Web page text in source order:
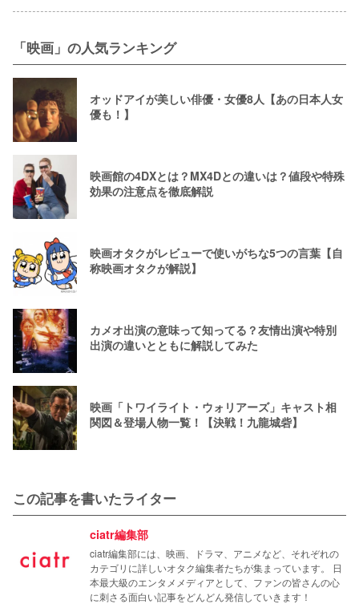
「映画」の人気ランキング
オッドアイが美しい俳優・女優8人【あの日本人女
優も！】
映画館の4DXとは？MX4Dとの違いは？値段や特殊
効果の注意点を徹底解説
映画オタクがレビューで使いがちな5つの言葉【自
称映画オタクが解説】
カメオ出演の意味って知ってる？友情出演や特別
出演の違いとともに解説してみた
映画「トワイライト・ウォリアーズ」キャスト相
関図＆登場人物一覧！【決戦！九龍城砦】
この記事を書いたライター
ciatr編集部
ciatr編集部には、映画、ドラマ、アニメなど、それぞれの
カテゴリに詳しいオタク編集者たちが集まっています。 日
本最大級のエンタメメディアとして、ファンの皆さんの心
に刺さる面白い記事をどんどん発信していきます！